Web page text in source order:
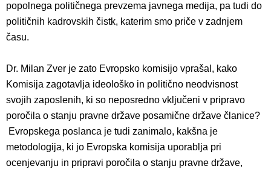
popolnega političnega prevzema javnega medija, pa tudi do
političnih kadrovskih čistk, katerim smo priče v zadnjem
času.
Dr. Milan Zver je zato Evropsko komisijo vprašal, kako
Komisija zagotavlja ideološko in politično neodvisnost
svojih zaposlenih, ki so neposredno vključeni v pripravo
poročila o stanju pravne države posamične države članice?
Evropskega poslanca je tudi zanimalo, kakšna je
metodologija, ki jo Evropska komisija uporablja pri
ocenjevanju in pripravi poročila o stanju pravne države,